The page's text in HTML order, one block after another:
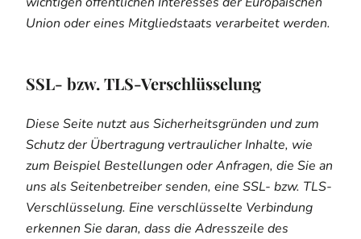
Union oder eines Mitgliedstaats verarbeitet werden.
SSL- bzw. TLS-Verschlüsselung
Diese Seite nutzt aus Sicherheitsgründen und zum
Schutz der Übertragung vertraulicher Inhalte, wie
zum Beispiel Bestellungen oder Anfragen, die Sie an
uns als Seitenbetreiber senden, eine SSL- bzw. TLS-
Verschlüsselung. Eine verschlüsselte Verbindung
erkennen Sie daran, dass die Adresszeile des